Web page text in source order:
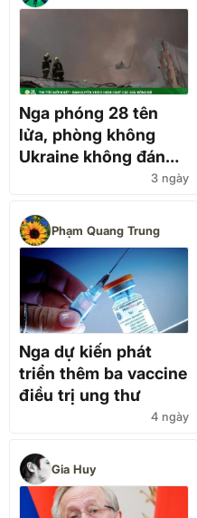
Nga phóng 28 tên
lửa, phòng không
Ukraine không đánh
chặn được quả nào3 ngày
Phạm Quang Trung
Nga dự kiến phát
triển thêm ba vaccine
điều trị ung thư
4 ngày
Gia Huy